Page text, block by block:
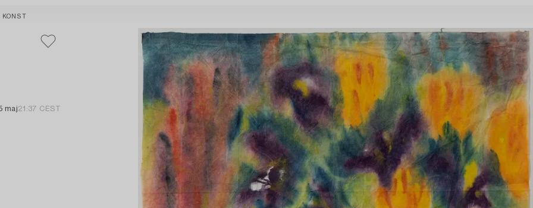
maj21:37 CEST